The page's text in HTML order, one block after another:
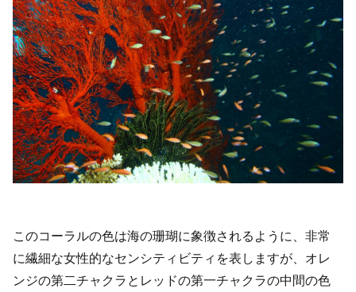
このコーラルの色は海の珊瑚に象徴されるように、非常
に繊細な女性的なセンシティビティを表しますが、オレ
ンジの第二チャクラとレッドの第一チャクラの中間の色